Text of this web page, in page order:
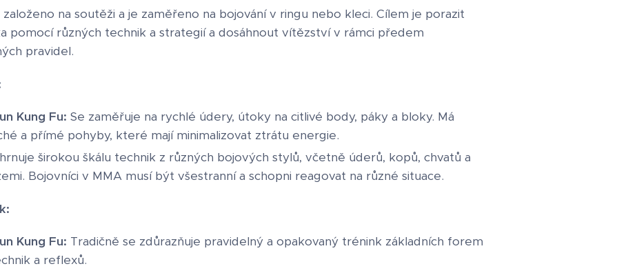
založeno na soutěži a je zaměřeno na bojování v ringu nebo kleci. Cílem je porazit
pomocí různých technik a strategií a dosáhnout vítězství v rámci předem
pravidel.
Kung Fu: Se zaměřuje na rychlé údery, útoky na citlivé body, páky a bloky. Má
a přímé pohyby, které mají minimalizovat ztrátu energie.
širokou škálu technik z různých bojových stylů, včetně úderů, kopů, chvatů a
Bojovníci v MMA musí být všestranní a schopni reagovat na různé situace.
Kung Fu: Tradičně se zdůrazňuje pravidelný a opakovaný trénink základních forem
a reflexů.